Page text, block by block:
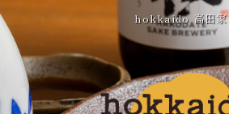
hokkaido 高田家